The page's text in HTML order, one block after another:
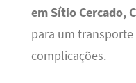
em Sítio Cercado,
para um transporte
complicações.